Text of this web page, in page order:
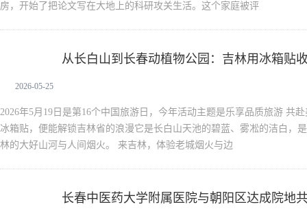
房，开始了把论文写在大地上的科研攻关生活。这个家庭被评
从长白山到长春动植物公园：吉林用冰箱贴
2026-05-25
2026年5月19日是第16个中国旅游日，今年活动主题是乐享品质旅游 共
冰箱贴，便能解锁吉林省的浪漫它是长白山天池的碧蓝、雾凇的洁白，
林的大好山河与人间烟火。 来吉林，体验老城烟火与边
长春中医药大学附属医院与朝阳区达成院地